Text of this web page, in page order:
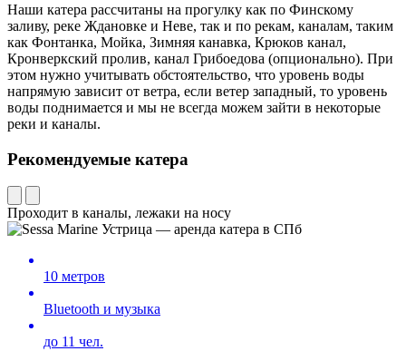
Наши катера рассчитаны на прогулку как по Финскому
заливу, реке Ждановке и Неве, так и по рекам, каналам, таким
как Фонтанка, Мойка, Зимняя канавка, Крюков канал,
Кронверкский пролив, канал Грибоедова (опционально). При
этом нужно учитывать обстоятельство, что уровень воды
напрямую зависит от ветра, если ветер западный, то уровень
воды поднимается и мы не всегда можем зайти в некоторые
реки и каналы.
Рекомендуемые катера
Проходит в каналы, лежаки на носу
10 метров
Bluetooth и музыка
до 11 чел.